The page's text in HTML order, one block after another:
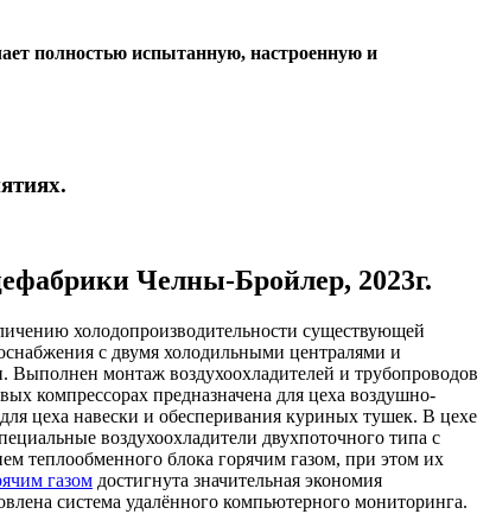
полностью испытанную, настроенную и
Челны-Бройлер, 2023г.
холодопроизводительности существующей
с двумя холодильными централями и
монтаж воздухоохладителей и трубопроводов
компрессорах предназначена для цеха воздушно-
цеха навески и обесперивания куриных тушек. В цехе
воздухоохладители двухпоточного типа с
теплообменного блока горячим газом, при этом их
газом достигнута значительная экономия
система удалённого компьютерного мониторинга.